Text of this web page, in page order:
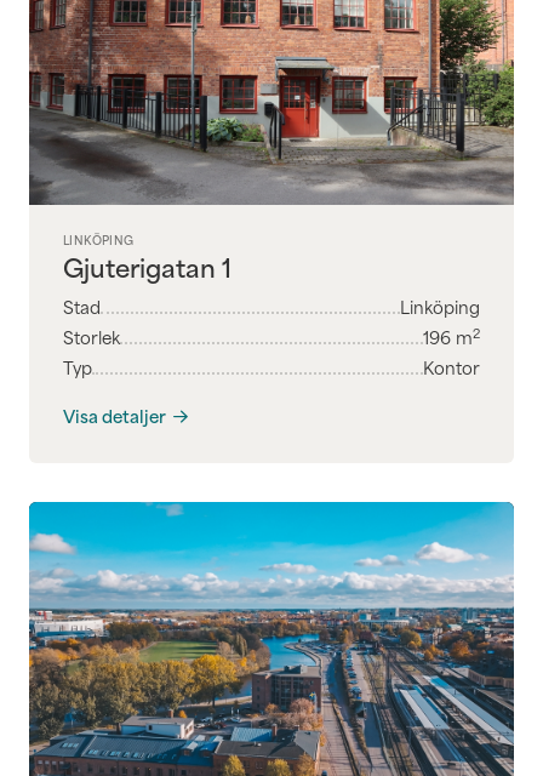
LINKÖPING
Gjuterigatan 1
Stad
Linköping
Storlek
196 m2
Typ
Kontor
Visa detaljer